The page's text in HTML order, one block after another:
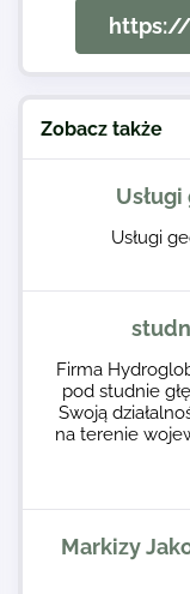
Zobacz także
Usługi
Firma
pod studnie
Swoją
na terenie
Markizy